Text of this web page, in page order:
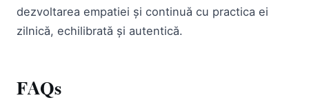
dezvoltarea empatiei și continuă cu practica ei
zilnică, echilibrată și autentică.
FAQs